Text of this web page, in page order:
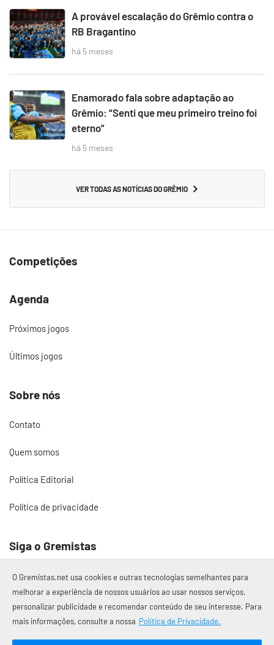
A provável escalação do Grêmio contra o
RB Bragantino
há 5 meses
Enamorado fala sobre adaptação ao
Grêmio: “Senti que meu primeiro treino foi
eterno”
há 5 meses
VER TODAS AS NOTÍCIAS DO GRÊMIO
Competições
Agenda
Próximos jogos
Últimos jogos
Sobre nós
Contato
Quem somos
Política Editorial
Política de privacidade
Siga o Gremistas
© 2017 – 2026 Gremistas.net
Gremistas.net — Porto Alegre/RS
O Gremistas.net usa cookies e outras tecnologias semelhantes para
melhorar a experiência de nossos usuários ao usar nossos serviços,
personalizar publicidade e recomendar conteúdo de seu interesse. Para
mais informações, consulte a nossa Política de Privacidade.